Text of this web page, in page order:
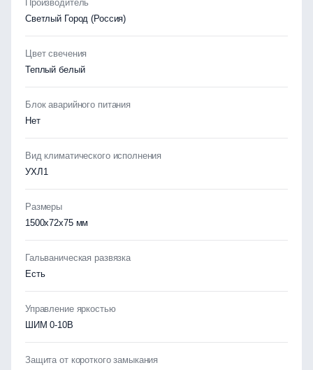
Производитель
Светлый Город (Россия)
Цвет свечения
Теплый белый
Блок аварийного питания
Нет
Вид климатического исполнения
УХЛ1
Размеры
1500х72x75 мм
Гальваническая развязка
Есть
Управление яркостью
ШИМ 0-10В
Защита от короткого замыкания